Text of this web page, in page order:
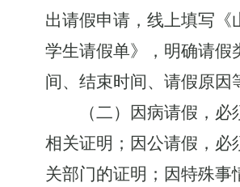
出请假申请，线上填写《
学生请假单》，明确请假
间、结束时间、请假原因
（二）因病请假，
相关证明；因公请假，必
关部门的证明；因特殊事